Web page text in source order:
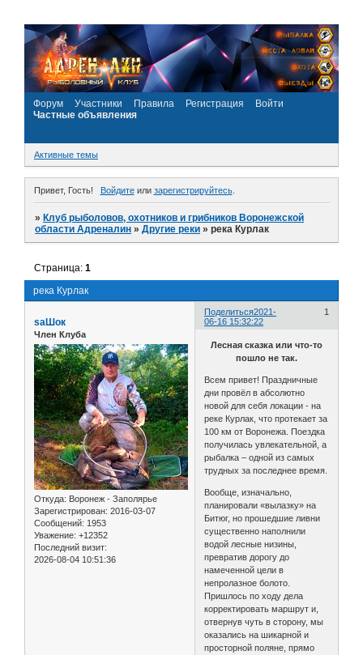
Форум Участники Правила Регистрация
Войти
Частные объявления
Активные темы
Привет, Гость! Войдитеили зарегистрируйтесь.
»Клуб рыболовов, охотников и грибников Воронежской
области Адреналин »Другие реки »река Курлак
река Курлак
Страница:1
Поделиться 1
2021-
06-16 15:32:22
saШок
Член Клуба
Откуда: Воронеж - Заполярье
Зарегистрирован: 2016-03-07
Сообщений: 1953
Уважение: +12352
Последний визит:
2026-08-04 10:51:36
Лесная сказка или что-то
пошло не так.
Всем привет! Праздничные
дни провёл в абсолютно
новой для себя локации - на
реке Курлак, что протекает за
100 км от Воронежа. Поездка
получилась увлекательной, а
рыбалка – одной из самых
трудных за последнее время.
Вообще, изначально,
планировали «вылазку» на
Битюг, но прошедшие ливни
существенно наполнили
водой лесные низины,
превратив дорогу до
намеченной цели в
непролазное болото.
Пришлось по ходу дела
корректировать маршрут и,
отвернув чуть в сторону, мы
оказались на шикарной и
просторной поляне, прямо